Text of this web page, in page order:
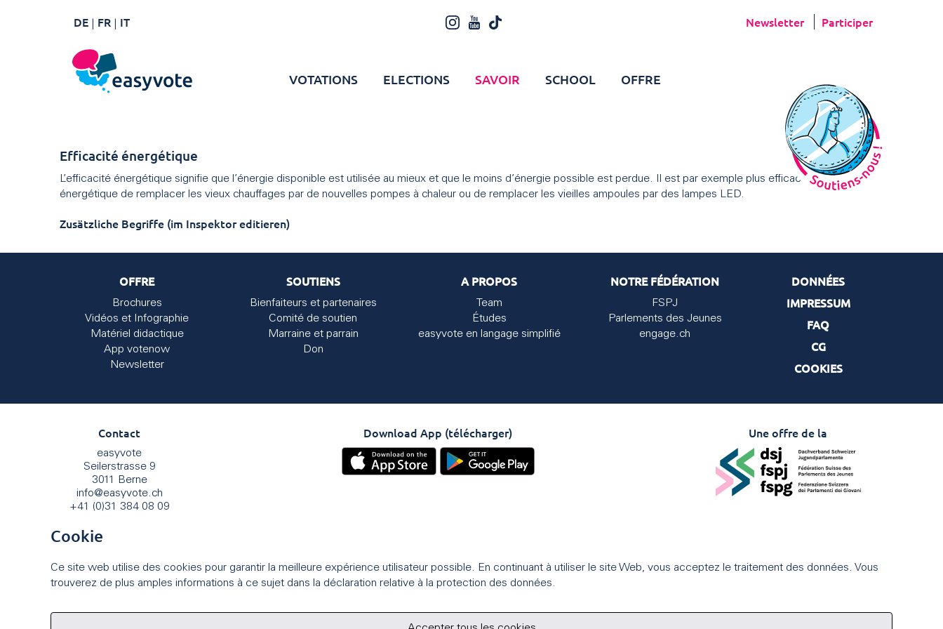
DE FR IT Newsletter Participer
VOTATIONS ELECTIONS SAVOIR SCHOOL OFFRE
Efficacité énergétique
L’efficacité énergétique signifie que l’énergie disponible est utilisée au mieux et que le moins d’énergie possible est perdue. Il est par exemple plus efficace sur le plan
énergétique de remplacer les vieux chauffages par de nouvelles pompes à chaleur ou de remplacer les vieilles ampoules par des lampes LED.
Zusätzliche Begriffe (im Inspektor editieren)
OFFRE
Brochures
Vidéos et Infographie
Matériel didactique
App votenow
Newsletter
SOUTIENS
Bienfaiteurs et partenaires
Comité de soutien
Marraine et parrain
Don
A PROPOS
Team
Études
easyvote en langage simplifié
NOTRE FÉDÉRATION
FSPJ
Parlements des Jeunes
engage.ch
DONNÉES
IMPRESSUM
FAQ
CG
COOKIES
Contact
easyvote
Seilerstrasse 9
3011 Berne
info@easyvote.ch
+41 (0)31 384 08 09
Download App (télécharger) Une offre de la
Cookie
Ce site web utilise des cookies pour garantir la meilleure expérience utilisateur possible. En continuant à utiliser le site Web, vous acceptez le traitement des données. Vous
trouverez de plus amples informations à ce sujet dans la déclaration relative à la protection des données.